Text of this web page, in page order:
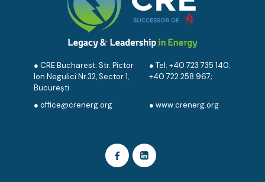
● CRE Bucharest: Str. Pictor
Ion Negulici Nr.32, Sector 1,
București
● Tel: +40 723 735 140;
+40 722 258 967;
●office@crenerg.org ● www.crenerg.org